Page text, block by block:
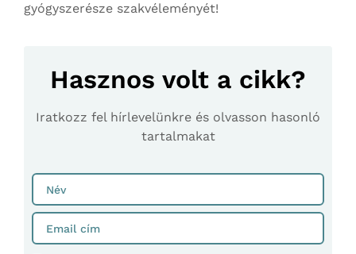
gyógyszerésze szakvéleményét!
Hasznos volt a cikk?
Iratkozz fel hírlevelünkre és olvasson hasonló
tartalmakat